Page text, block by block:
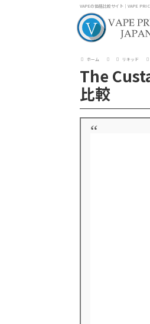
VAPEの価格比較サイト｜VAPE
ホーム リキッド
The
比較